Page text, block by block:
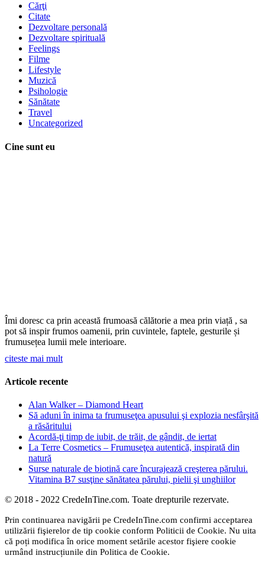
Cărţi
Citate
Dezvoltare personală
Dezvoltare spirituală
Feelings
Filme
Lifestyle
Muzică
Psihologie
Sănătate
Travel
Uncategorized
Cine sunt eu
Îmi doresc ca prin această frumoasă călătorie a mea prin viață , sa
pot să inspir frumos oamenii, prin cuvintele, faptele, gesturile și
frumusețea lumii mele interioare.
citeste mai mult
Articole recente
Alan Walker – Diamond Heart
Să aduni în inima ta frumuseţea apusului şi explozia nesfârşită
a răsăritului
Acordă-ţi timp de iubit, de trăit, de gândit, de iertat
La Terre Cosmetics – Frumuseţea autentică, inspirată din
natură
Surse naturale de biotină care încurajează creşterea părului.
Vitamina B7 susţine sănătatea părului, pielii şi unghiilor
© 2018 - 2022 CredeInTine.com. Toate drepturile rezervate.
Prin continuarea navigării pe CredeInTine.com confirmi acceptarea
utilizării fişierelor de tip cookie conform Politicii de Cookie. Nu uita
că poți modifica în orice moment setările acestor fişiere cookie
urmând instrucțiunile din Politica de Cookie.